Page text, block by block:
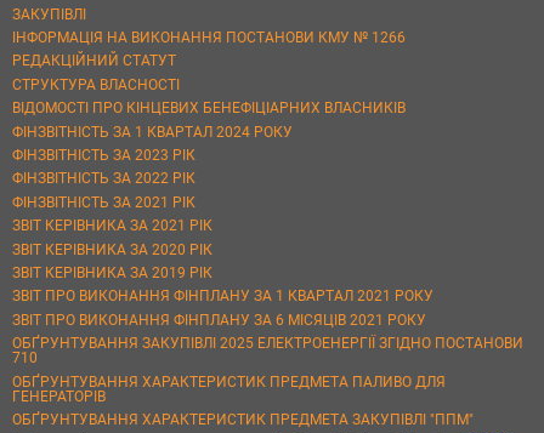
ЗАКУПІВЛІ
ІНФОРМАЦІЯ НА ВИКОНАННЯ ПОСТАНОВИ КМУ № 1266
РЕДАКЦІЙНИЙ СТАТУТ
СТРУКТУРА ВЛАСНОСТІ
ВІДОМОСТІ ПРО КІНЦЕВИХ БЕНЕФІЦІАРНИХ ВЛАСНИКІВ
ФІНЗВІТНІСТЬ ЗА 1 КВАРТАЛ 2024 РОКУ
ФІНЗВІТНІСТЬ ЗА 2023 РІК
ФІНЗВІТНІСТЬ ЗА 2022 РІК
ФІНЗВІТНІСТЬ ЗА 2021 РІК
ЗВІТ КЕРІВНИКА ЗА 2021 РІК
ЗВІТ КЕРІВНИКА ЗА 2020 РІК
ЗВІТ КЕРІВНИКА ЗА 2019 РІК
ЗВІТ ПРО ВИКОНАННЯ ФІНПЛАНУ ЗА 1 КВАРТАЛ 2021 РОКУ
ЗВІТ ПРО ВИКОНАННЯ ФІНПЛАНУ ЗА 6 МІСЯЦІВ 2021 РОКУ
ОБҐРУНТУВАННЯ ЗАКУПІВЛІ 2025 ЕЛЕКТРОЕНЕРГІЇ ЗГІДНО ПОСТАНОВИ
710
ОБҐРУНТУВАННЯ ХАРАКТЕРИСТИК ПРЕДМЕТА ПАЛИВО ДЛЯ
ГЕНЕРАТОРІВ
ОБҐРУНТУВАННЯ ХАРАКТЕРИСТИК ПРЕДМЕТА ЗАКУПІВЛІ "ППМ"